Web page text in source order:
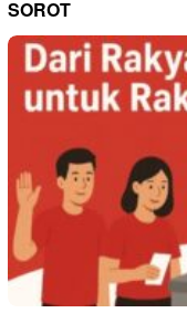
SOROT